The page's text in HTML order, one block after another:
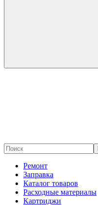
Ремонт
Заправка
Каталог товаров
Расходные материалы
Картриджи